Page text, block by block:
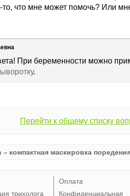
то, что мне может помочь? Или
При беременности можно
.
Перейти к общему списку
– компактная маскировка
трихолога
Оплата
Конфиденциальная